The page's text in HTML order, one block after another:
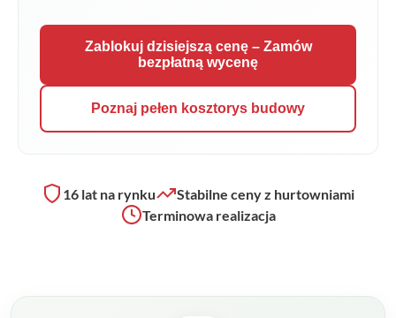
Zablokuj dzisiejszą cenę – Zamów
bezpłatną wycenę
Poznaj pełen kosztorys budowy
16 lat na rynku
Stabilne ceny z hurtowniami
Terminowa realizacja